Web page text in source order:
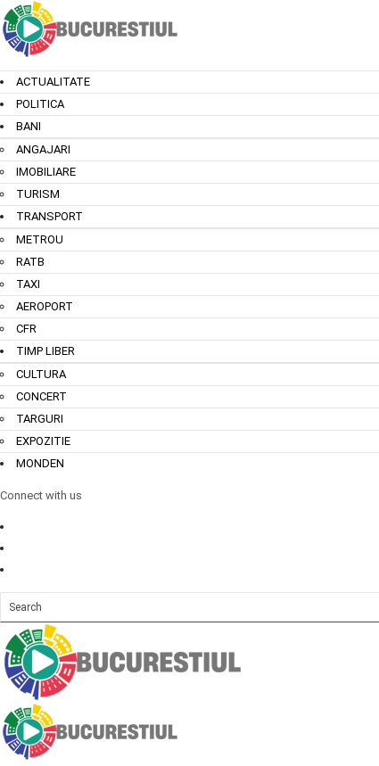
ACTUALITATE
POLITICA
BANI
ANGAJARI
IMOBILIARE
TURISM
TRANSPORT
METROU
RATB
TAXI
AEROPORT
CFR
TIMP LIBER
CULTURA
CONCERT
TARGURI
EXPOZITIE
MONDEN
Connect with us